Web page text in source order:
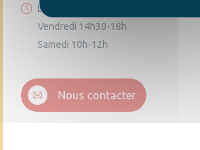
Lundi 14h30-18h
Vendredi 14h30-18h
Samedi 10h-12h
Nous contacter